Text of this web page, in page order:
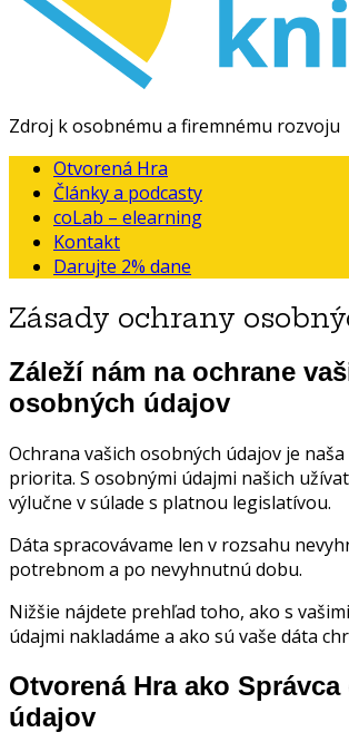
Zdroj k osobnému a firemnému rozvoju
Otvorená Hra
Články a podcasty
coLab – elearning
Kontakt
Darujte 2% dane
Zásady ochrany
Záleží nám na ochrane
osobných údajov
Ochrana vašich osobných údajov je naša
priorita. S osobnými údajmi našich
výlučne v súlade s platnou legislatívou.
Dáta spracovávame len v rozsahu
potrebnom a po nevyhnutnú dobu.
Nižšie nájdete prehľad toho, ako s
údajmi nakladáme a ako sú vaše dáta
Otvorená Hra ako
údajov